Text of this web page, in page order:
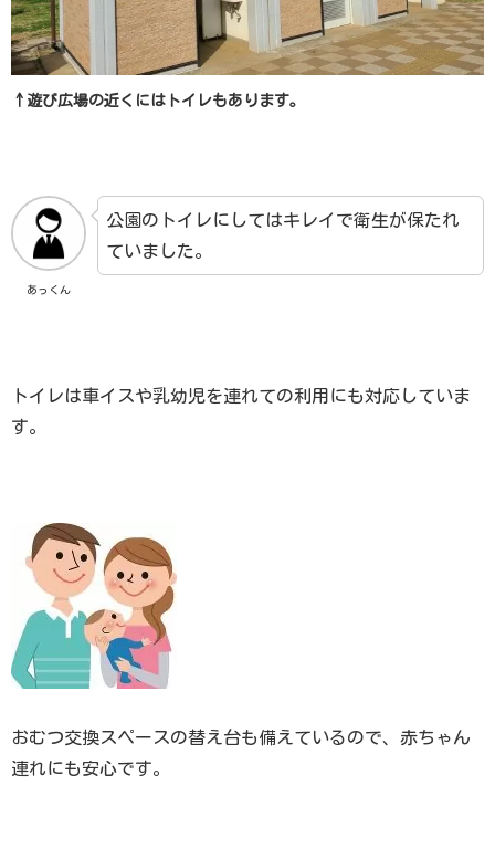
↑遊び広場の近くにはトイレもあります。
あっくん
公園のトイレにしてはキレイで衛生が保たれ
ていました。
トイレは車イスや乳幼児を連れての利用にも対応していま
す。
おむつ交換スペースの替え台も備えているので、赤ちゃん
連れにも安心です。